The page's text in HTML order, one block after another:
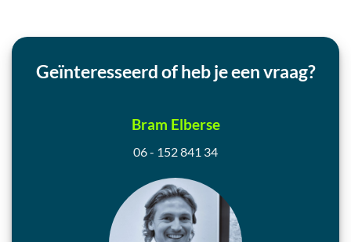
Geïnteresseerd of heb je een vraag?
Bram Elberse
06 - 152 841 34